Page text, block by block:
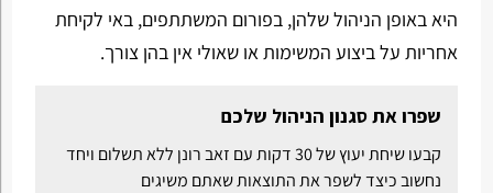
היא באופן הניהול שלהן, בפורום המשתתפים, באי לקיחת
אחריות על ביצוע המשימות או שאולי אין בהן צורך.
שפרו את סגנון הניהול שלכם
קבעו שיחת יעוץ של 30 דקות עם זאב רונן ללא תשלום ויחד
נחשוב כיצד לשפר את התוצאות שאתם משיגים